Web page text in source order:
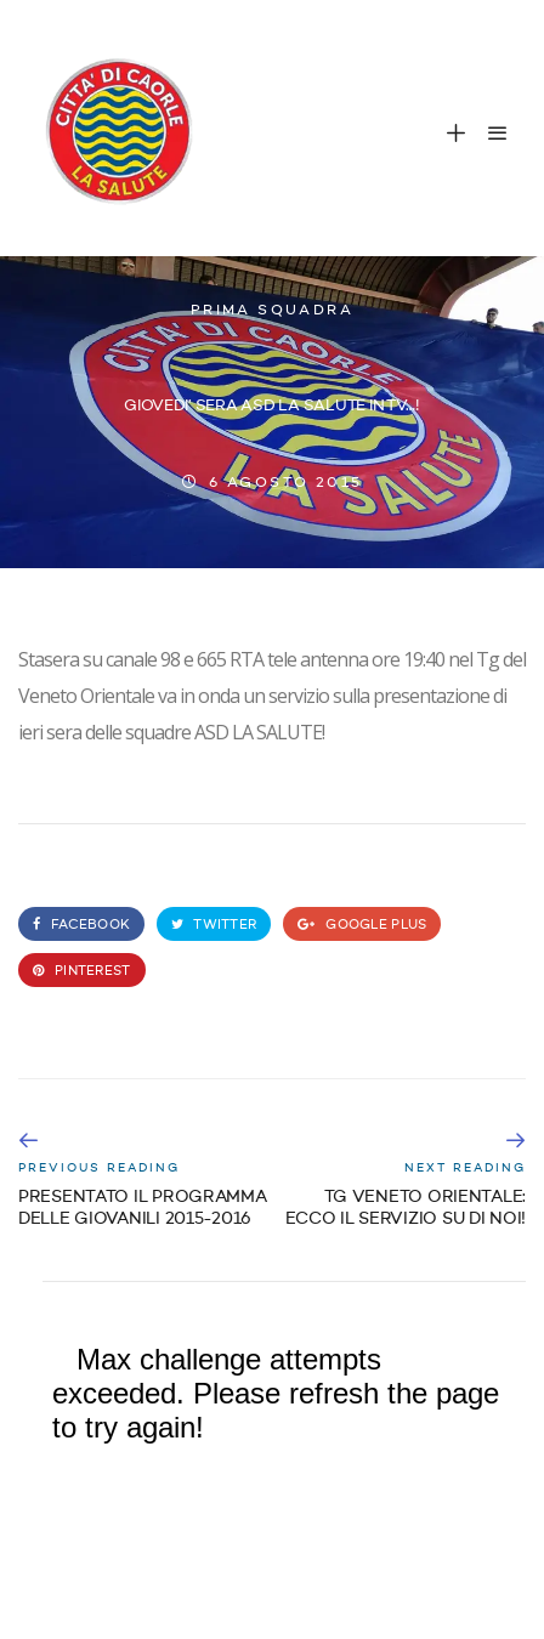
PRIMA SQUADRA
GIOVEDI’ SERA ASD LA SALUTE IN TV…!
6 AGOSTO 2015
Stasera su canale 98 e 665 RTA tele antenna ore 19:40 nel Tg del
Veneto Orientale va in onda un servizio sulla presentazione di
ieri sera delle squadre ASD LA SALUTE!
FACEBOOK TWITTER GOOGLE PLUS
PINTEREST
PREVIOUS READING
PRESENTATO IL PROGRAMMA
DELLE GIOVANILI 2015-2016
NEXT READING
TG VENETO ORIENTALE:
ECCO IL SERVIZIO SU DI NOI!